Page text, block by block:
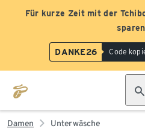
Für kurze Zeit mit der
DANKE26 Code
Damen Unterwäsche